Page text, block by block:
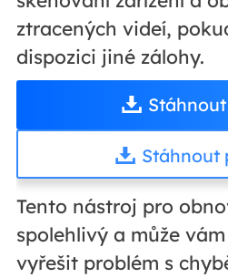
ztracených videí,
dispozici jiné zálohy.
Stáhnout
Tento nástroj pro
spolehlivý a může
vyřešit problém s